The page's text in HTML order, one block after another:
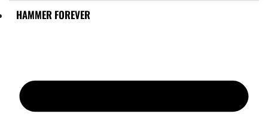
HAMMER FOREVER